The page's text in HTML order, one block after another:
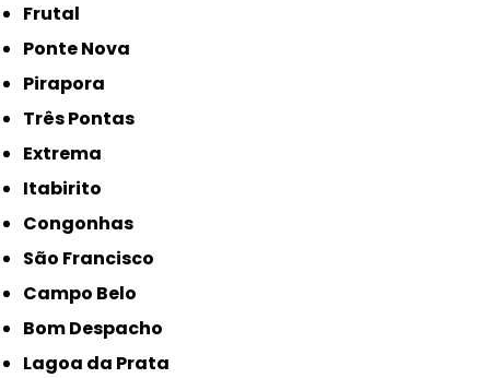
Frutal
Ponte Nova
Pirapora
Três Pontas
Extrema
Itabirito
Congonhas
São Francisco
Campo Belo
Bom Despacho
Lagoa da Prata